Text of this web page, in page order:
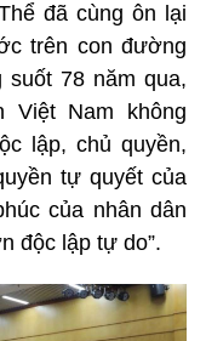
đã cùng ôn lại
trên con đường
suốt 78 năm qua,
Việt Nam không
lập, chủ quyền,
tự quyết của
của nhân dân
độc lập tự do”.